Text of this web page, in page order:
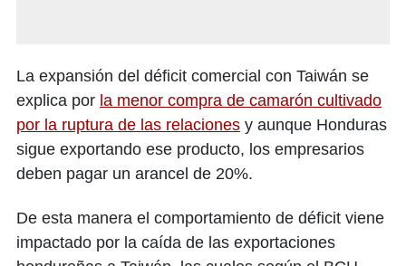
La expansión del déficit comercial con Taiwán se
explica por la menor compra de camarón cultivado
por la ruptura de las relaciones y aunque Honduras
sigue exportando ese producto, los empresarios
deben pagar un arancel de 20%.
De esta manera el comportamiento de déficit viene
impactado por la caída de las exportaciones